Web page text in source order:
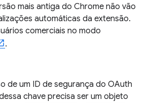
mais antiga do Chrome não vão
automáticas da extensão.
comerciais no modo
.
de um ID de segurança do OAuth
chave precisa ser um objeto